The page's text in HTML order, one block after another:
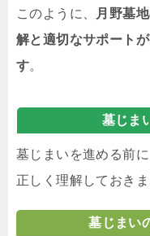
このように、
月野墓
解と適切なサポート
す。
墓じま
墓じまいを進める前
正しく理解しておきま
墓じまい